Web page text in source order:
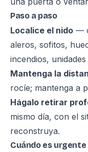
Paso a paso
Localice el nido —
aleros, sofitos,
incendios,
Mantenga la
rocíe; mantenga a
Hágalo retirar
mismo día, con el
reconstruya.
Cuándo es urgente